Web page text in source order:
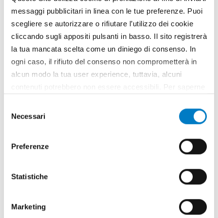
messaggi pubblicitari in linea con le tue preferenze. Puoi
scegliere se autorizzare o rifiutare l’utilizzo dei cookie
cliccando sugli appositi pulsanti in basso. Il sito registrerà
la tua mancata scelta come un diniego di consenso. In
ogni caso, il rifiuto del consenso non comprometterà in
alcun modo la tua user experience, tuttavia, alcuni
contenuti potrebbero non essere accessibili. Per saperne
all’utilizzo di tutti, o solamente di alcuni di essi, ti
delNecessari
Preferenze
Statistiche
Marketing
affiancando ai tre modelli base, due di categoria
superiore – gli Elite – che offrono rendimenti
operativi da "fuoriserie", sia come capacità di
sollevamento sia come estensione del braccio
TAG New Holland LM
Telescopici
Giovanni M. Losavio